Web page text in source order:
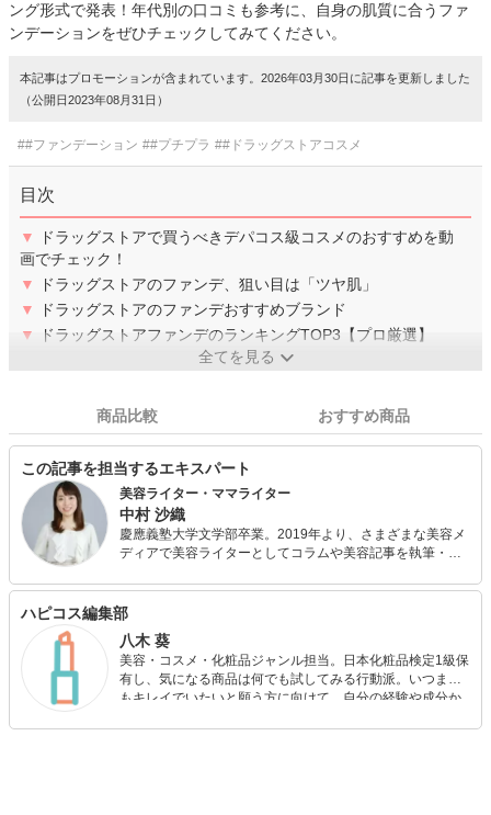
ング形式で発表！年代別の口コミも参考に、自身の肌質に合うファ
ンデーションをぜひチェックしてみてください。
本記事はプロモーションが含まれています。2026年03月30日に記事を更新しました
（公開日2023年08月31日）
##ファンデーション ##プチプラ ##ドラッグストアコスメ
目次
▼
ドラッグストアで買うべきデパコス級コスメのおすすめを動
画でチェック！
▼
ドラッグストアのファンデ、狙い目は「ツヤ肌」
▼
ドラッグストアのファンデおすすめブランド
▼
ドラッグストアファンデのランキングTOP3【プロ厳選】
全てを見る
商品比較 おすすめ商品
この記事を担当するエキスパート
美容ライター・ママライター
中村 沙織
慶應義塾大学文学部卒業。2019年より、さまざまな美容メ
ディアで美容ライターとしてコラムや美容記事を執筆・連
専門家として、美容記事の監修にも携わっています。さら
に、自身で美容サイトを運営し、自身の経験をもとにした
ています。
ハピコス編集部
八木 葵
美容・コスメ・化粧品ジャンル担当。日本化粧品検定1級保
有し、気になる商品は何でも試してみる行動派。いつまで
もキレイでいたいと願う方に向けて、自分の経験や成分か